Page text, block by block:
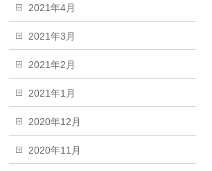
2021年4月
2021年3月
2021年2月
2021年1月
2020年12月
2020年11月